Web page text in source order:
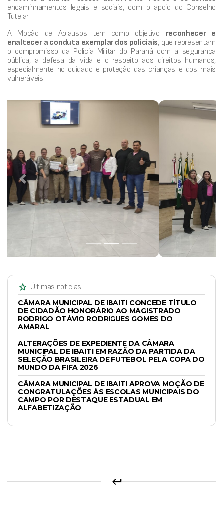
encaminhamentos legais e sociais, com o apoio do Conselho
Tutelar.
A Moção de Aplausos tem como objetivo reconhecer e
enaltecer a conduta exemplar dos policiais, que representam
o compromisso da Polícia Militar do Paraná com a segurança
pública, a defesa da vida e o respeito aos direitos humanos,
especialmente no cuidado e proteção das crianças e dos mais
vulneráveis.
Previous Next
star Últimas noticias
CÂMARA MUNICIPAL DE IBAITI CONCEDE TÍTULO
DE CIDADÃO HONORÁRIO AO MAGISTRADO
RODRIGO OTÁVIO RODRIGUES GOMES DO
AMARAL
ALTERAÇÕES DE EXPEDIENTE DA CÂMARA
MUNICIPAL DE IBAITI EM RAZÃO DA PARTIDA DA
SELEÇÃO BRASILEIRA DE FUTEBOL PELA COPA DO
MUNDO DA FIFA 2026
CÂMARA MUNICIPAL DE IBAITI APROVA MOÇÃO DE
CONGRATULAÇÕES ÀS ESCOLAS MUNICIPAIS DO
CAMPO POR DESTAQUE ESTADUAL EM
ALFABETIZAÇÃO
keyboard_return